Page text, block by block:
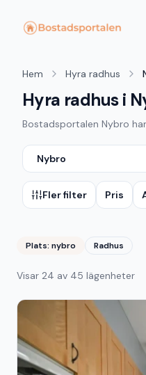
Hem Hyra radhus
Hyra radhus i
Bostadsportalen Nybro har
Nybro
Fler filter Pris
Plats: nybro Radhus
Visar 24 av 45 lägenheter